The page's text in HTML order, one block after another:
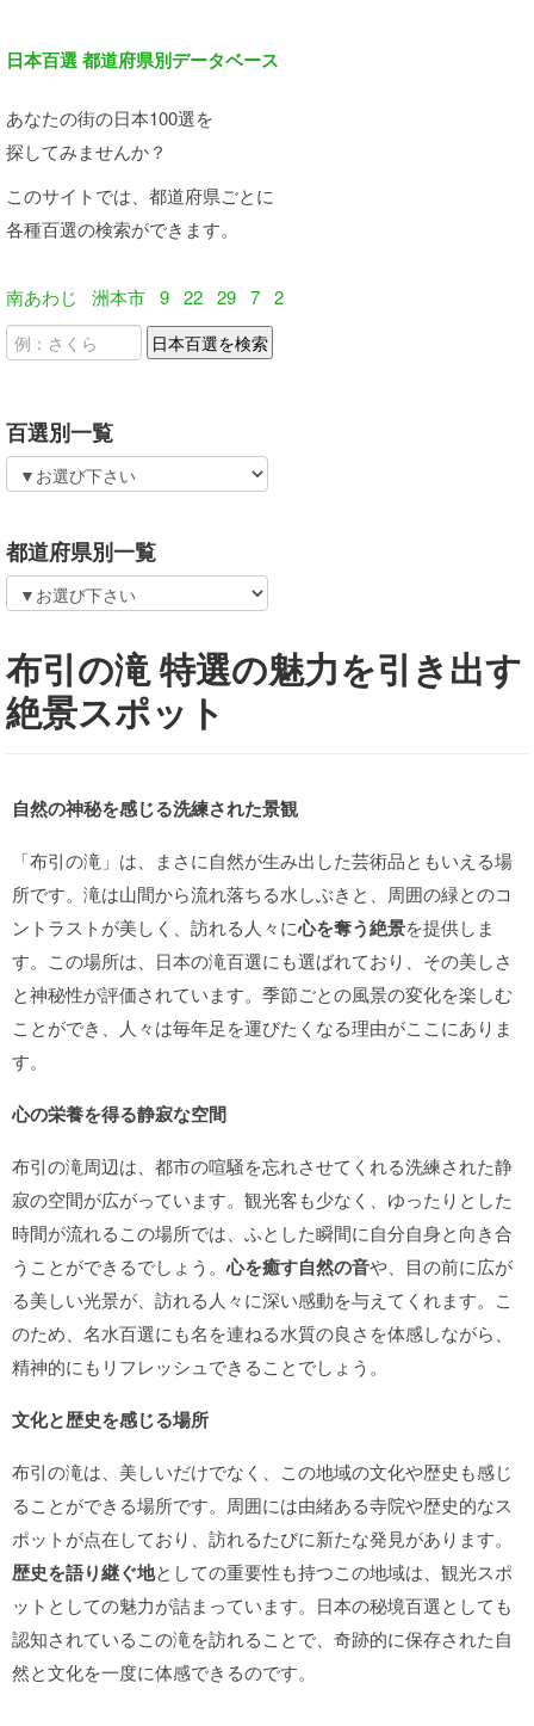
日本百選 都道府県別データベース
あなたの街の日本100選を
探してみませんか？
このサイトでは、都道府県ごとに
各種百選の検索ができます。
南あわじ 洲本市 9 22 29 7 2
百選別一覧
都道府県別一覧
布引の滝 特選の魅力を引き出す
絶景スポット
自然の神秘を感じる洗練された景観
「布引の滝」は、まさに自然が生み出した芸術品ともいえる場
所です。滝は山間から流れ落ちる水しぶきと、周囲の緑とのコ
ントラストが美しく、訪れる人々に心を奪う絶景を提供しま
す。この場所は、日本の滝百選にも選ばれており、その美しさ
と神秘性が評価されています。季節ごとの風景の変化を楽しむ
ことができ、人々は毎年足を運びたくなる理由がここにありま
す。
心の栄養を得る静寂な空間
布引の滝周辺は、都市の喧騒を忘れさせてくれる洗練された静
寂の空間が広がっています。観光客も少なく、ゆったりとした
時間が流れるこの場所では、ふとした瞬間に自分自身と向き合
うことができるでしょう。心を癒す自然の音や、目の前に広が
る美しい光景が、訪れる人々に深い感動を与えてくれます。こ
のため、名水百選にも名を連ねる水質の良さを体感しながら、
精神的にもリフレッシュできることでしょう。
文化と歴史を感じる場所
布引の滝は、美しいだけでなく、この地域の文化や歴史も感じ
ることができる場所です。周囲には由緒ある寺院や歴史的なス
ポットが点在しており、訪れるたびに新たな発見があります。
歴史を語り継ぐ地としての重要性も持つこの地域は、観光スポ
ットとしての魅力が詰まっています。日本の秘境百選としても
認知されているこの滝を訪れることで、奇跡的に保存された自
然と文化を一度に体感できるのです。